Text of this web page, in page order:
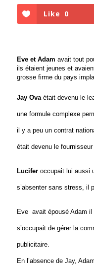
Like 0
Eve et Adam avait tout
ils étaient jeunes et
grosse firme du pays
Jay Ova était devenu le
une formule complexe
il y a peu un contrat
était devenu le fournisseur
Lucifer occupait lui aussi
s’absenter sans stress, il
Eve  avait épousé Adam
s’occupait de gérer la
publicitaire.
En l’absence de Jay,